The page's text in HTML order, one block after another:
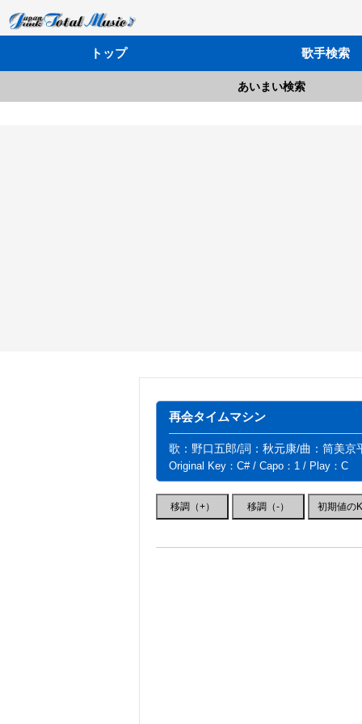
トップ 歌手検索
あいまい検索
再会タイムマシン
歌：野口五郎/詞：秋元康/曲：筒美京
Original Key：C# / Capo：1 / Play：C